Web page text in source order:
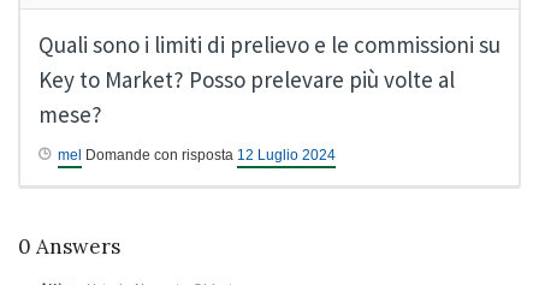
Quali sono i limiti di prelievo e le commissioni su
Key to Market? Posso prelevare più volte al
mese?
mel Domande con risposta 12 Luglio 2024
0 Answers